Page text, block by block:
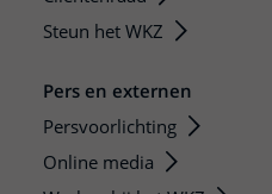
Steun het WKZ
Pers en externen
Persvoorlichting
Online media